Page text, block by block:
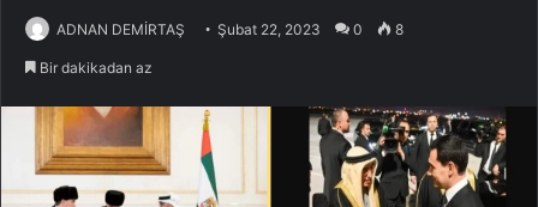
ADNAN DEMİRTAŞ Şubat 22, 2023 0 8
Bir dakikadan az